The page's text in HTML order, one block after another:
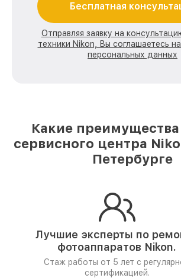
Бесплатная
Отправляя заявку на
техники Nikon, Вы соглашаетесь
персональных данных
Какие
сервисного центра
Петербурге
Лучшие эксперты по
фотоаппаратов Nikon.
Стаж работы от 5 лет с
сертификацией.